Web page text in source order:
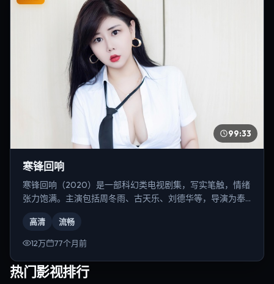
99:33
寒锋回响
寒锋回响（2020）是一部科幻类电视剧集，写实笔触，情绪
张力饱满。主演包括周冬雨、古天乐、刘德华等，导演为奉
高清 流畅
12万 77个月前
热门影视排行